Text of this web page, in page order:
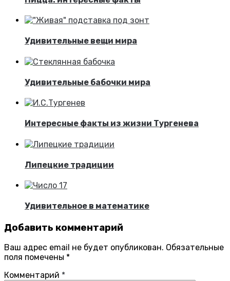
Удивительные вещи мира
Удивительные бабочки мира
Интересные факты из жизни Тургенева
Липецкие традиции
Удивительное в математике
Добавить комментарий
Ваш адрес email не будет опубликован. Обязательные
поля помечены *
Комментарий *